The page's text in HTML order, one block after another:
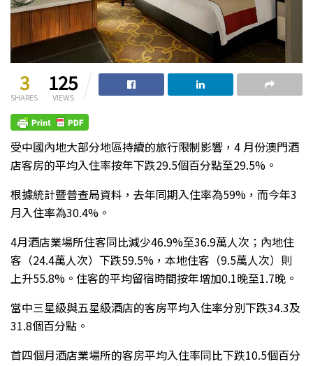
3
SHARES
125
VIEWS
受中國內地大部分地區持續的旅行限制影響，4 月份澳門酒
店客房的平均入住率按年下跌29.5個百分點至29.5%。
根據統計暨普查局資料，去年同期入住率為59%，而今年3
月入住率為30.4%。
4月酒店業場所住客同比減少46.9%至36.9萬人次；內地住
客（24.4萬人次）下跌59.5%，本地住客（9.5萬人次）則
上升55.8%。住客的平均留宿時間按年增加0.1晚至1.7晚。
當中三星級與五星級酒店的客房平均入住率分別下跌34.3及
31.8個百分點。
首四個月酒店業場所的客房平均入住率同比下跌10.5個百分